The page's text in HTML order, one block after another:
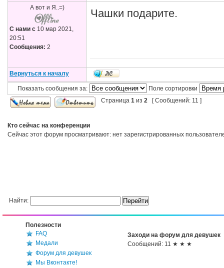
А вот и Я..=)
С нами с 10 мар 2021,
20:51
Сообщения: 2
Чашки подарите.
Вернуться к началу
Показать сообщения за:
Поле сортировки
Страница 1 из 2 [ Сообщений: 11 ]
Кто сейчас на конференции
Сейчас этот форум просматривают: нет зарегистрированных
Найти:
Полезности
FAQ
Медали
Форум для девушек
Мы Вконтакте!
Заходи на форум для девушек
Сообщений: 11 ★ ★ ★